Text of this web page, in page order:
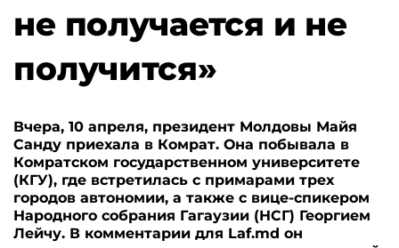
не получается и не
получится»
Вчера, 10 апреля, президент Молдовы Майя
Санду приехала в Комрат. Она побывала в
Комратском государственном университете
(КГУ), где встретилась с примарами трех
городов автономии, а также с вице-спикером
Народного собрания Гагаузии (НСГ) Георгием
Лейчу. В комментарии для Laf.md он